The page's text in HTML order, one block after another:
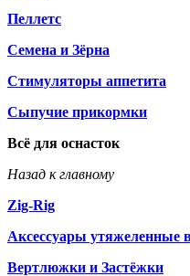
Пеллетс
Семена и Зёрна
Стимуляторы аппетита
Сыпучие прикормки
Всё для оснасток
Назад к главному
Zig-Rig
Аксессуары утяжеленные
Вертлюжки и Застёжки